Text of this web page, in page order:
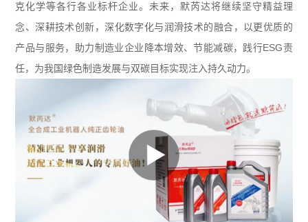
克化学等各行各业标杆企业。未来，默芮达将继续坚守精益理
念、深耕技术创新，深化数字化与润滑技术的融合，以更优质的
产品与服务，助力制造业企业降本增效、节能减碳，践行ESG责
任，为我国绿色制造发展与双碳目标实现注入持久动力。